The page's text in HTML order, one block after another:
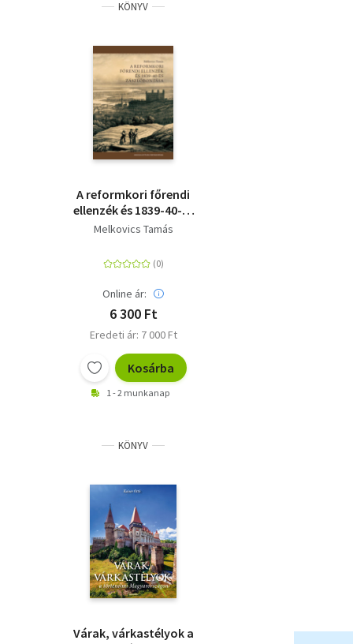
KÖNYV
A reformkori főrendi
ellenzék és 1839-40-es
zászlóbontása
Melkovics Tamás
Online ár:
6 300 Ft
Eredeti ár: 7 000 Ft
Kosárba
1 - 2 munkanap
KÖNYV
Várak, várkastélyok a